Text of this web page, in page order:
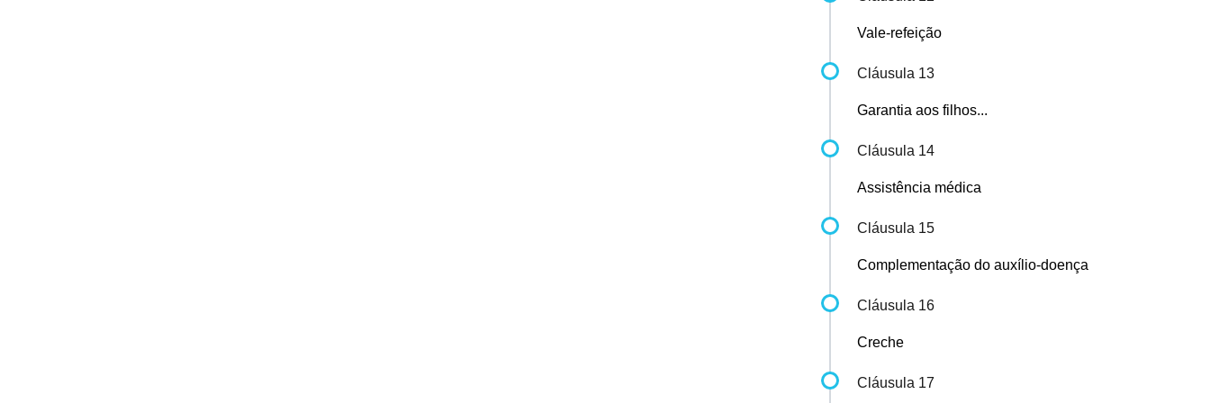
Vale-refeição
Cláusula 13
Garantia aos filhos...
Cláusula 14
Assistência médica
Cláusula 15
Complementação do auxílio-doença
Cláusula 16
Creche
Cláusula 17